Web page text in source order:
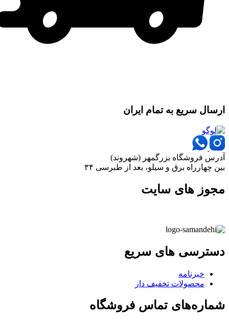
ارسال سریع به تمام ایران
آدرس فروشگاه بزرگمهر (شهروند)
بین چهارراه برق و سیلو، بعد از طبرسی ۳۴
مجوز های سایت
دسترسی های سریع
خبرنامه
محصولات تخفیف دار
شماره‌های تماس فروشگاه